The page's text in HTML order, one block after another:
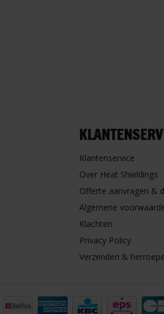
Klantenservice
Over Heat Shieldings
Offerte aanvragen &
Algemene
Klachten
Privacy Policy
Verzenden &